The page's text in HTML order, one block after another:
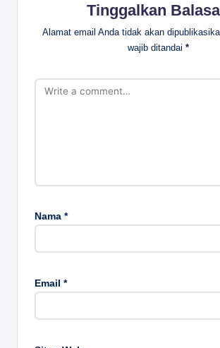
Tinggalkan
Alamat email Anda tidak akan
wajib ditandai *
Nama *
Email *